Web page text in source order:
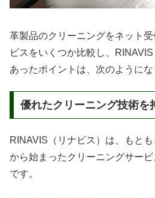
革製品のクリーニングをネット
ビスをいくつか比較し、
あったポイントは、次のようにな
優れたクリーニング技術を
RINAVIS（リナビス）は、もと
から始まったクリーニングサービ
です。